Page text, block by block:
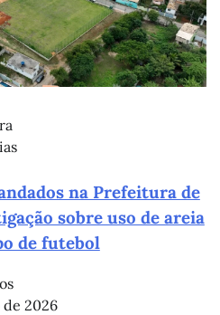
na Prefeitura de
sobre uso de areia
de futebol
2026